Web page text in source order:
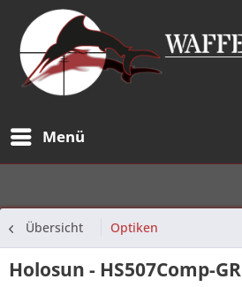
Menü
Übersicht Optiken
Holosun - HS507Comp-GR